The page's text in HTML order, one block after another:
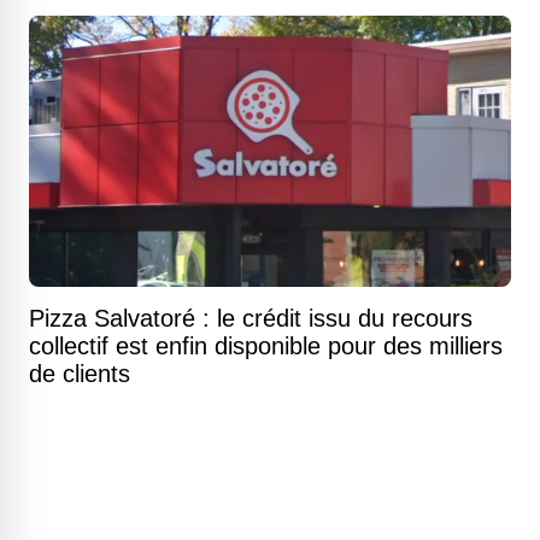
Pizza Salvatoré : le crédit issu du recours
collectif est enfin disponible pour des milliers
de clients